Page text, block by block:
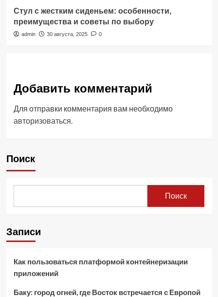
Стул с жестким сиденьем: особенности,
преимущества и советы по выбору
admin 30 августа, 2025 0
Добавить комментарий
Для отправки комментария вам необходимо
авторизоваться.
Поиск
Поиск
Записи
Как пользоваться платформой контейнеризации
приложений
Баку: город огней, где Восток встречается с Европой